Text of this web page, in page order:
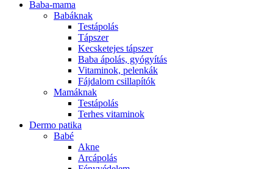
Baba-mama
Babáknak
Testápolás
Tápszer
Kecsketejes tápszer
Baba ápolás, gyógyítás
Vitaminok, pelenkák
Fájdalom csillapítók
Mamáknak
Testápolás
Terhes vitaminok
Dermo patika
Babé
Akne
Arcápolás